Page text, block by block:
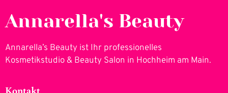
Annarella's Beauty
Annarella’s Beauty ist Ihr professionelles
Kosmetikstudio & Beauty Salon in Hochheim am Main.
Kontakt